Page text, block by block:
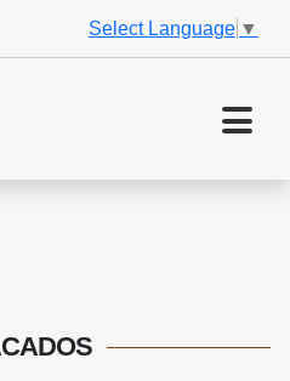
Select Language ▼